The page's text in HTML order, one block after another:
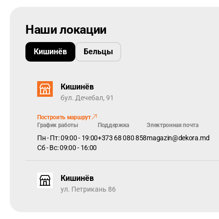
Красивый, натуральный внешний вид дерева
словно сделан из натуральной древесины.
Наши локации
Кишинёв Бельцы
Кишинёв
бул. Дечебал, 91
Построить маршрут
График работы
Пн - Пт: 09:00 - 19:00
Сб - Вс: 09:00 - 16:00
Поддержка
+373 68 080 858
Электронная почта
magazin@dekora.md
Кишинёв
ул. Петрикань 86